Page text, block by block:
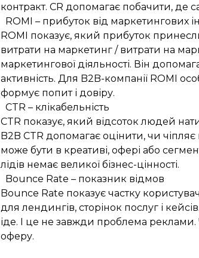
контракт. CR допомагає побачити, де
ROMI – прибуток від маркетингових
ROMI показує, який прибуток
витрати на маркетинг / витрати на
маркетингової діяльності. Він
активність. Для B2B-компанії ROMI
формує попит і довіру.
CTR – клікабельність
CTR показує, який відсоток людей
B2B CTR допомагає оцінити, чи
може бути в креативі, офері або
лідів немає великої бізнес-цінності.
Bounce Rate – показник відмов
Bounce Rate показує частку
для лендингів, сторінок послуг і
іде. І це не завжди проблема реклами.
оферу.